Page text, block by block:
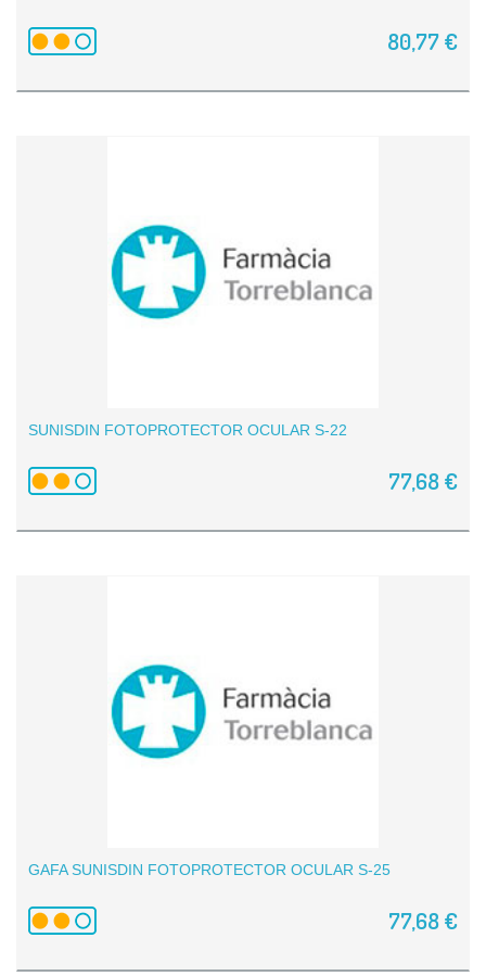
80,77 €
SUNISDIN FOTOPROTECTOR OCULAR S-22
77,68 €
GAFA SUNISDIN FOTOPROTECTOR OCULAR S-25
77,68 €